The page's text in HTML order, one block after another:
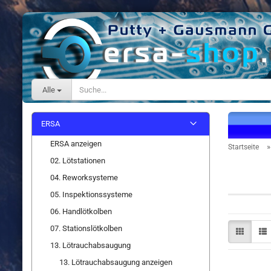
Alle
Startseite »
ERSA
ERSA anzeigen
02. Lötstationen
04. Reworksysteme
05. Inspektionssysteme
06. Handlötkolben
07. Stationslötkolben
13. Lötrauchabsaugung
13. Lötrauchabsaugung anzeigen